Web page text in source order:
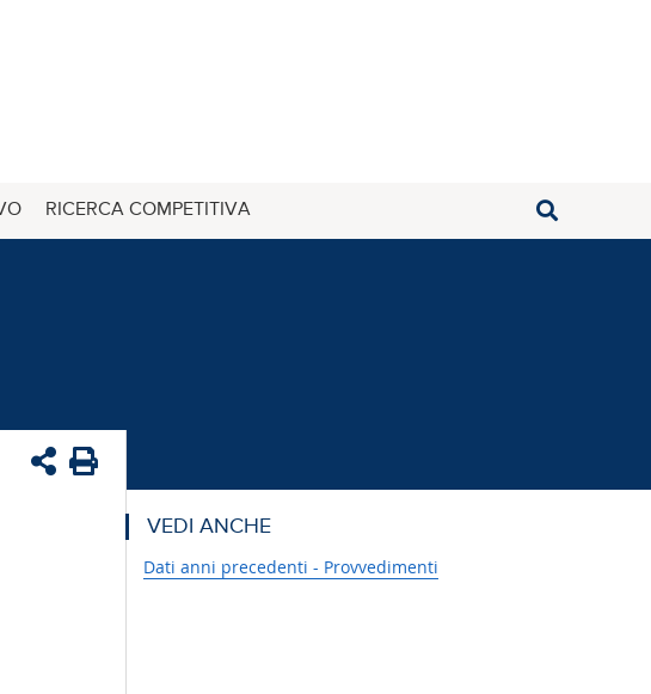
RICERCA COMPETITIVA
VEDI ANCHE
Dati anni precedenti - Provvedimenti